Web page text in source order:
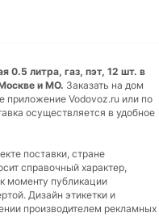
0.5 литра, газ, пэт, 12 шт. в
и МО. Заказать на дом
приложение Vodovoz.ru или по
осуществляется в удобное
поставки, стране
справочный характер,
моменту публикации
Дизайн этикетки и
производителем рекламных